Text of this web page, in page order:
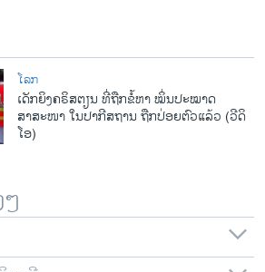
ໂລກ
ເດັກຍິງຄຣິສຕຽນ ທີ່ຖືກຂໍ້ຫາ ໝິ່ນປະໝາດ
ສາສະໜາ ໃນປາກີສຖານ ຖືກປ່ອຍຕົວແລ້ວ (ວີດິ
ໂອ)